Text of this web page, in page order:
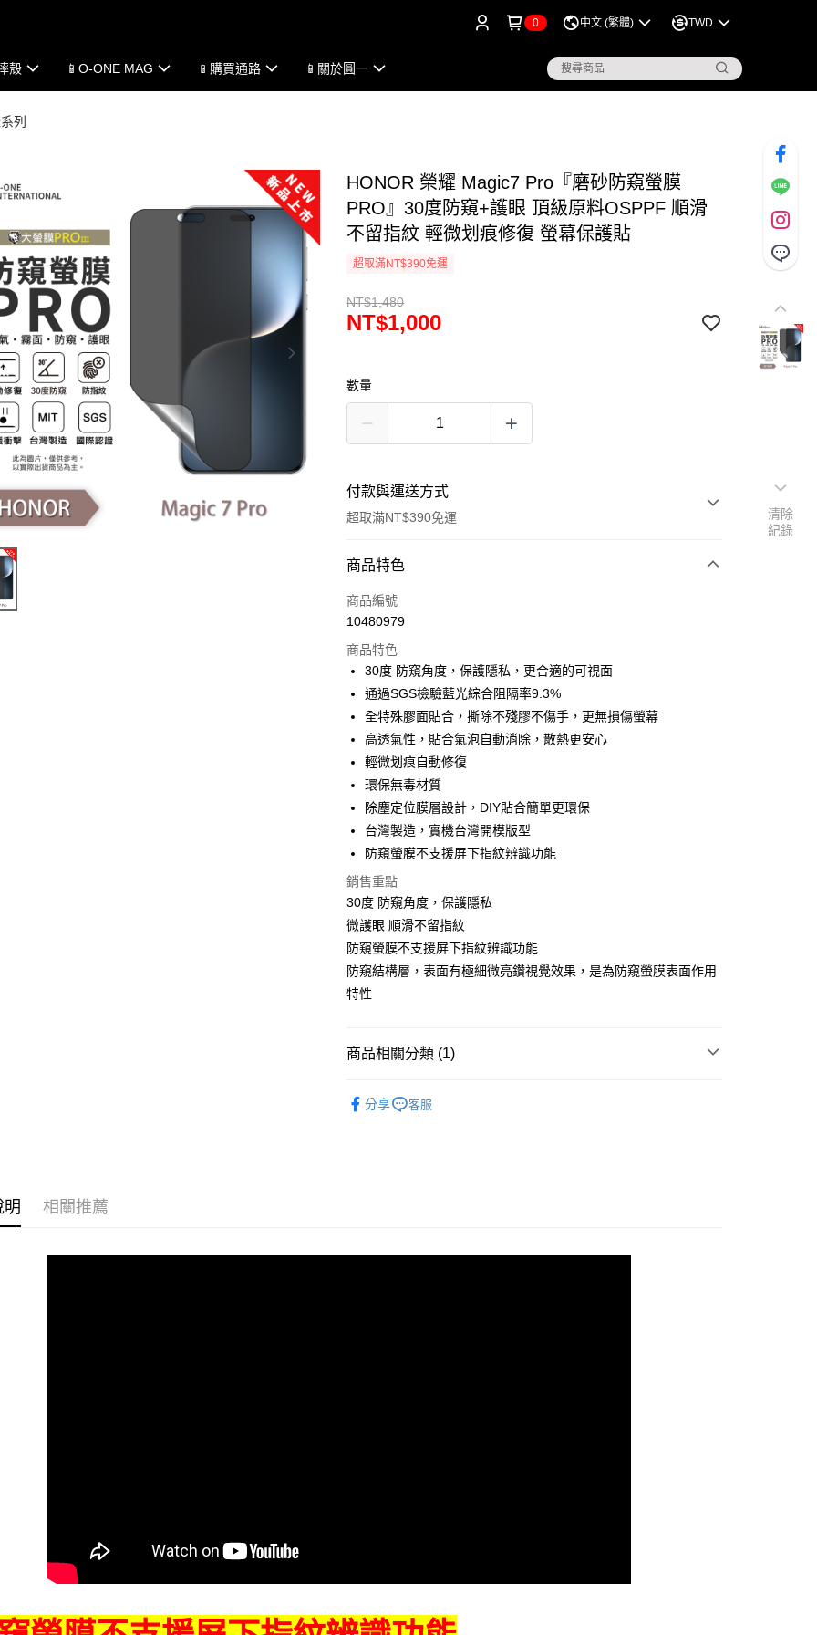
0 中文 (繁體) TWD
殼 📱O-ONE MAG 📱購買通路 📱關於圓一
列
HONOR 榮耀 Magic7 Pro『磨砂防窺螢膜
PRO』30度防窺+護眼 頂級原料OSPPF 順滑
不留指紋 輕微划痕修復 螢幕保護貼
超取滿NT$390免運
NT$1,480
NT$1,000
數量
付款與運送方式
超取滿NT$390免運
付款方式
信用卡一次付款
LINE Pay
Apple Pay
街口支付
悠遊付
全盈+PAY
運送方式
全家取貨付款
每筆NT$60，滿NT$390(含以上)免運費
7-11取貨付款
每筆NT$60，滿NT$390(含以上)免運費
商品特色
商品編號
10480979
商品特色
30度 防窺角度，保護隱私，更合適的可視面
通過SGS檢驗藍光綜合阻隔率9.3%
全特殊膠面貼合，撕除不殘膠不傷手，更無損傷螢幕
高透氣性，貼合氣泡自動消除，散熱更安心
輕微划痕自動修復
環保無毒材質
除塵定位膜層設計，DIY貼合簡單更環保
台灣製造，實機台灣開模版型
防窺螢膜不支援屏下指紋辨識功能
銷售重點
30度 防窺角度，保護隱私
微護眼 順滑不留指紋
防窺螢膜不支援屏下指紋辨識功能
防窺結構層，表面有極細微亮鑽視覺效果，是為防窺螢膜表面作用
特性
商品相關分類 (1)
分享
客服
明 相關推薦
清除
紀錄